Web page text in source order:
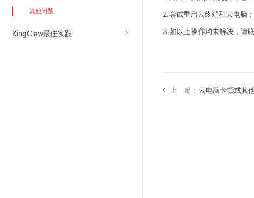
其他问题
KingClaw最佳实践
应急响应
合规性
2.尝试重启云终端和云电脑；
3.如以上操作均未解决，请
上一篇： 云电脑卡顿或其